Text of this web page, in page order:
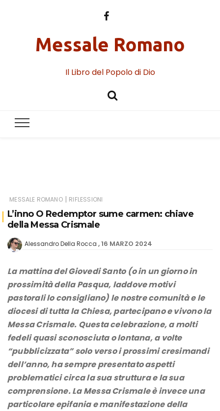
Messale Romano
Il Libro del Popolo di Dio
MESSALE ROMANO | RIFLESSIONI
L’inno O Redemptor sume carmen: chiave
della Messa Crismale
Alessandro Della Rocca 16 MARZO 2024
La mattina del Giovedi Santo (o in un giorno in
prossimità della Pasqua, laddove motivi
pastorali lo consigliano) le nostre comunità e le
diocesi di tutta la Chiesa, partecipano e vivono la
Messa Crismale. Questa celebrazione, a molti
fedeli quasi sconosciuta o lontana, a volte
“pubblicizzata” solo verso i prossimi cresimandi
dell’anno, ha sempre presentato aspetti
problematici circa la sua struttura e la sua
comprensione. La Messa Crismale è invece una
particolare epifania e manifestazione della